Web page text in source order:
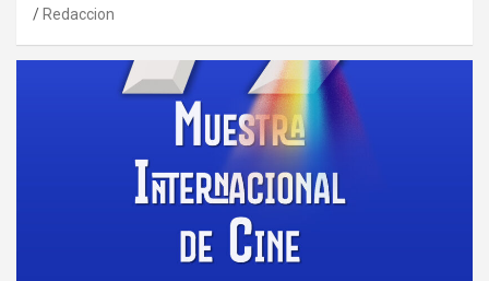
Redaccion